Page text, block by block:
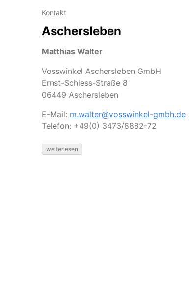
Kontakt
Aschersleben
Matthias Walter
Vosswinkel Aschersleben GmbH
Ernst-Schiess-Straße 8
06449 Aschersleben
E-Mail: m.walter@vosswinkel-gmbh.de
Telefon: +49(0) 3473/8882-72
weiterlesen